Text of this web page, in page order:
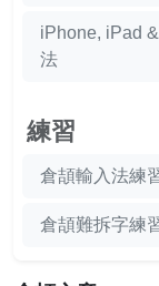
iPhone, iPad
法
練習
倉頡輸入法練
倉頡難拆字練